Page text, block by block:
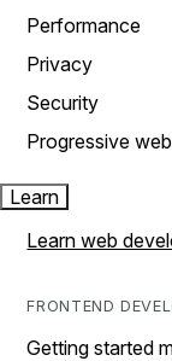
Performance
Privacy
Security
Progressive
Learn
Learn web
FRONTEND
Getting started